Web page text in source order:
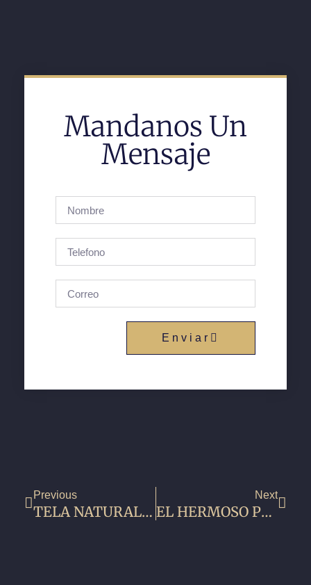
Mandanos Un
Mensaje
Enviar
Previous
TELA NATURAL O SINTETICA
Next
EL HERMOSO PROCESO DE TAPIZAR UN SOFÁ